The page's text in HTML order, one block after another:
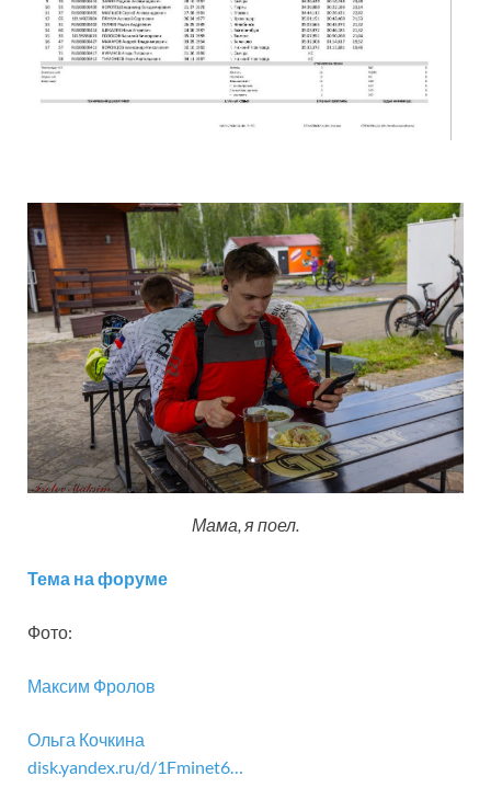
Мама, я поел.
Тема на форуме
Фото:
Максим Фролов
Ольга Кочкина
disk.yandex.ru/d/1Fminet6…